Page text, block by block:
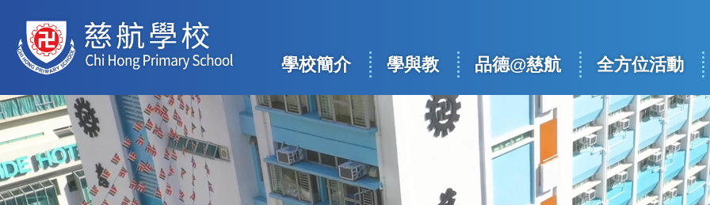
Main
navigation
學校簡介 學與教 品德@慈航 全方位活動